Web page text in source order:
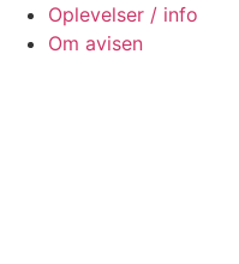
Oplevelser / info
Om avisen